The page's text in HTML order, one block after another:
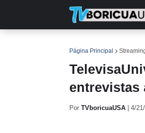
Página Principal
entrevistas
Por TVboricuaUSA 4/